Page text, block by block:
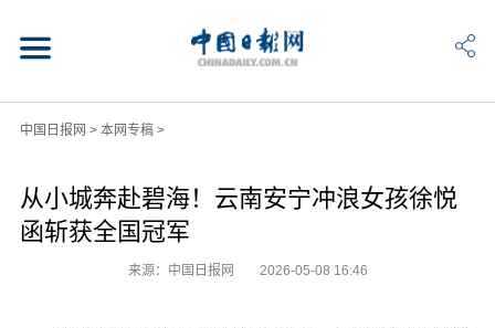
中国日报网 > 本网专稿>
从小城奔赴碧海！云南安宁冲浪女孩徐悦
函斩获全国冠军
来源：中国日报网 2026-05-08 16:46